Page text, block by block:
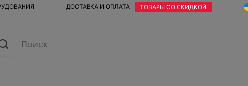
ДОСТАВКА И ОПЛАТА ТОВАРЫ СО СКИДКОЙ